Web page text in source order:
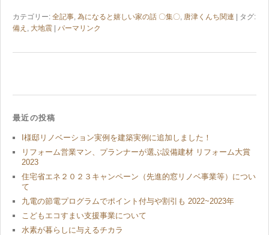
カテゴリー: 全記事, 為になると嬉しい家の話 〇集〇, 唐津くんち関連 | タグ:
備え , 大地震 パーマリンク
最近の投稿
I様邸リノベーション実例を建築実例に追加しました！
リフォーム営業マン、プランナーが選ぶ設備建材 リフォーム大賞
2023
住宅省エネ２０２３キャンペーン（先進的窓リノベ事業等）につい
て
九電の節電プログラムでポイント付与や割引も 2022~2023年
こどもエコすまい支援事業について
水素が暮らしに与えるチカラ